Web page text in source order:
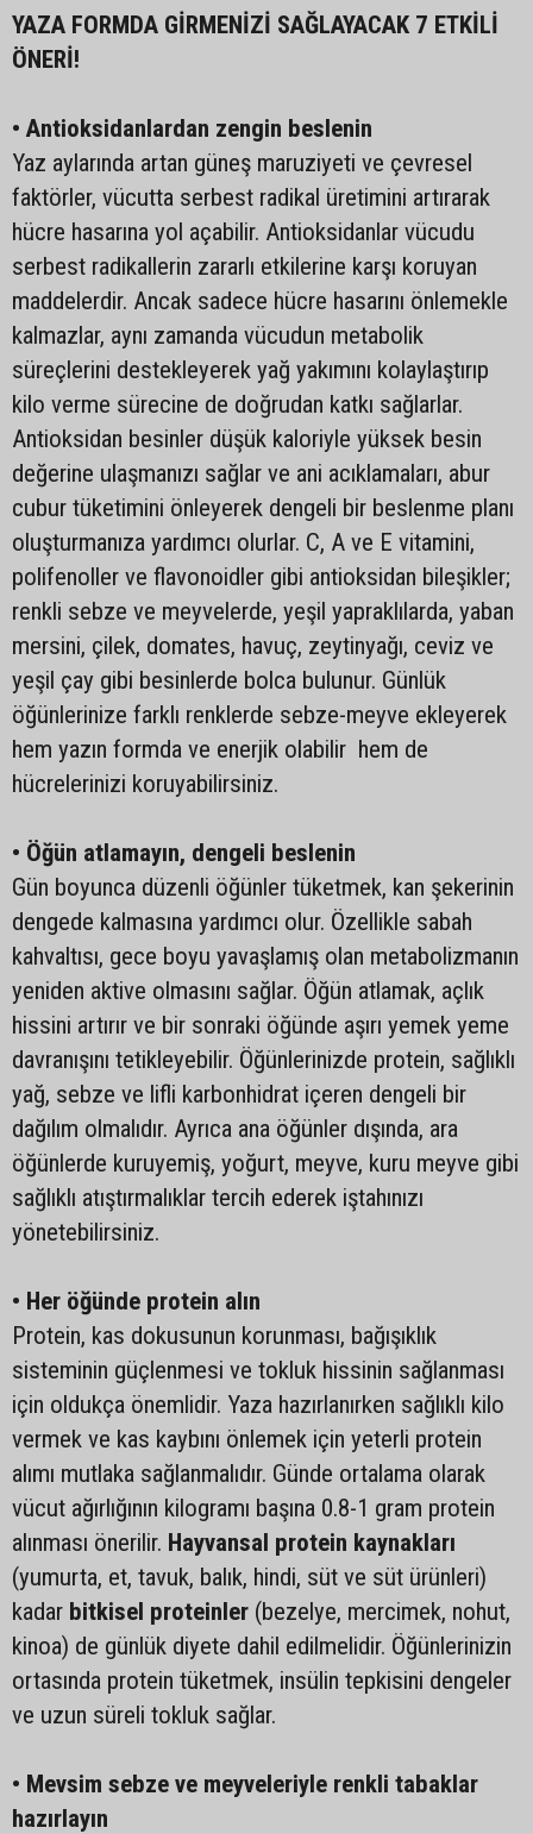
YAZA FORMDA GİRMENİZİ SAĞLAYACAK 7 ETKİLİ
ÖNERİ!
• Antioksidanlardan zengin beslenin
Yaz aylarında artan güneş maruziyeti ve çevresel
faktörler, vücutta serbest radikal üretimini artırarak
hücre hasarına yol açabilir. Antioksidanlar vücudu
serbest radikallerin zararlı etkilerine karşı koruyan
maddelerdir. Ancak sadece hücre hasarını önlemekle
kalmazlar, aynı zamanda vücudun metabolik
süreçlerini destekleyerek yağ yakımını kolaylaştırıp
kilo verme sürecine de doğrudan katkı sağlarlar.
Antioksidan besinler düşük kaloriyle yüksek besin
değerine ulaşmanızı sağlar ve ani acıklamaları, abur
cubur tüketimini önleyerek dengeli bir beslenme planı
oluşturmanıza yardımcı olurlar. C, A ve E vitamini,
polifenoller ve flavonoidler gibi antioksidan bileşikler;
renkli sebze ve meyvelerde, yeşil yapraklılarda, yaban
mersini, çilek, domates, havuç, zeytinyağı, ceviz ve
yeşil çay gibi besinlerde bolca bulunur. Günlük
öğünlerinize farklı renklerde sebze-meyve ekleyerek
hem yazın formda ve enerjik olabilir hem de
hücrelerinizi koruyabilirsiniz.
• Öğün atlamayın, dengeli beslenin
Gün boyunca düzenli öğünler tüketmek, kan şekerinin
dengede kalmasına yardımcı olur. Özellikle sabah
kahvaltısı, gece boyu yavaşlamış olan metabolizmanın
yeniden aktive olmasını sağlar. Öğün atlamak, açlık
hissini artırır ve bir sonraki öğünde aşırı yemek yeme
davranışını tetikleyebilir. Öğünlerinizde protein, sağlıklı
yağ, sebze ve lifli karbonhidrat içeren dengeli bir
dağılım olmalıdır. Ayrıca ana öğünler dışında, ara
öğünlerde kuruyemiş, yoğurt, meyve, kuru meyve gibi
sağlıklı atıştırmalıklar tercih ederek iştahınızı
yönetebilirsiniz.
• Her öğünde protein alın
Protein, kas dokusunun korunması, bağışıklık
sisteminin güçlenmesi ve tokluk hissinin sağlanması
için oldukça önemlidir. Yaza hazırlanırken sağlıklı kilo
vermek ve kas kaybını önlemek için yeterli protein
alımı mutlaka sağlanmalıdır. Günde ortalama olarak
vücut ağırlığının kilogramı başına 0.8-1 gram protein
alınması önerilir. Hayvansal protein kaynakları
(yumurta, et, tavuk, balık, hindi, süt ve süt ürünleri)
kadar bitkisel proteinler (bezelye, mercimek, nohut,
kinoa) de günlük diyete dahil edilmelidir. Öğünlerinizin
ortasında protein tüketmek, insülin tepkisini dengeler
ve uzun süreli tokluk sağlar.
• Mevsim sebze ve meyveleriyle renkli tabaklar
hazırlayın